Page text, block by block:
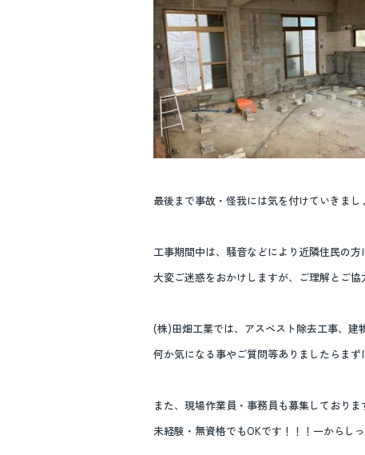
最後まで事故・怪我には気を付けていきまし
工事期間中は、騒音などにより近隣住民の方
大変ご迷惑をおかけしますが、ご理解とご
(株)田畑工業では、アスベスト除去工事、
何か気になる事やご質問等ありましたらま
また、現場作業員・事務員も募集しておりま
未経験・無資格でもOKです！！！一からし